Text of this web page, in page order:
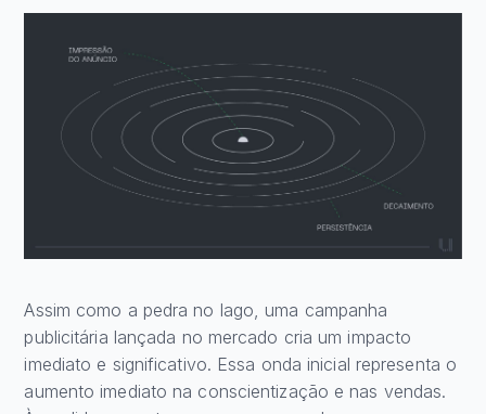
Assim como a pedra no lago, uma campanha
publicitária lançada no mercado cria um impacto
imediato e significativo. Essa onda inicial representa o
aumento imediato na conscientização e nas vendas.